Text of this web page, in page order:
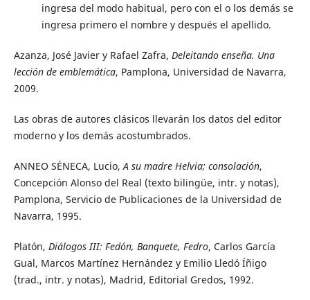
ingresa del modo habitual, pero con el o los demás se
ingresa primero el nombre y después el apellido.
Azanza, José Javier y Rafael Zafra, Deleitando enseña. Una
lección de emblemática, Pamplona, Universidad de Navarra,
2009.
Las obras de autores clásicos llevarán los datos del editor
moderno y los demás acostumbrados.
ANNEO SÉNECA, Lucio,A su madre Helvia; consolación,
Concepción Alonso del Real (texto bilingüe, intr. y notas),
Pamplona, Servicio de Publicaciones de la Universidad de
Navarra, 1995.
Platón, Diálogos III: Fedón, Banquete, Fedro, Carlos García
Gual, Marcos Martínez Hernández y Emilio Lledó Íñigo
(trad., intr. y notas), Madrid, Editorial Gredos, 1992.